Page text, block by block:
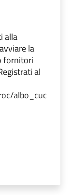
alla
la
fornitori
al
albo_cuc